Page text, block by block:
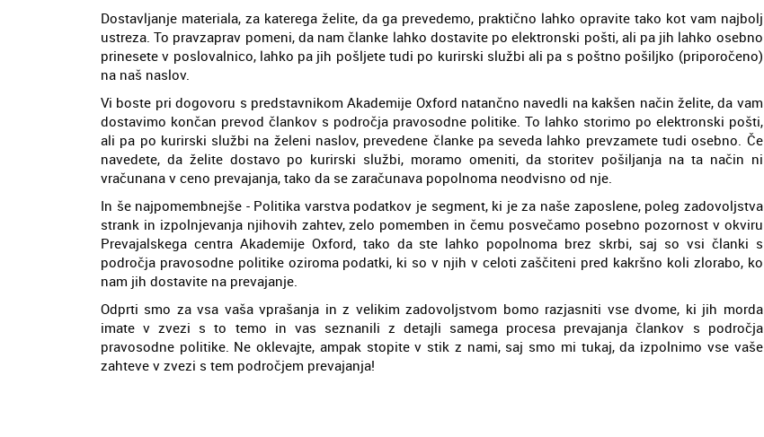
Dostavljanje materiala, za katerega želite, da ga prevedemo, praktično lahko opravite tako kot vam najbolj
ustreza. To pravzaprav pomeni, da nam članke lahko dostavite po elektronski pošti, ali pa jih lahko osebno
prinesete v poslovalnico, lahko pa jih pošljete tudi po kurirski službi ali pa s poštno pošiljko (priporočeno)
na naš naslov.
Vi boste pri dogovoru s predstavnikom Akademije Oxford natančno navedli na kakšen način želite, da vam
dostavimo končan prevod člankov s področja pravosodne politike. To lahko storimo po elektronski pošti,
ali pa po kurirski službi na želeni naslov, prevedene članke pa seveda lahko prevzamete tudi osebno. Če
navedete, da želite dostavo po kurirski službi, moramo omeniti, da storitev pošiljanja na ta način ni
vračunana v ceno prevajanja, tako da se zaračunava popolnoma neodvisno od nje.
In še najpomembnejše - Politika varstva podatkov je segment, ki je za naše zaposlene, poleg zadovoljstva
strank in izpolnjevanja njihovih zahtev, zelo pomemben in čemu posvečamo posebno pozornost v okviru
Prevajalskega centra Akademije Oxford, tako da ste lahko popolnoma brez skrbi, saj so vsi članki s
področja pravosodne politike oziroma podatki, ki so v njih v celoti zaščiteni pred kakršno koli zlorabo, ko
nam jih dostavite na prevajanje.
Odprti smo za vsa vaša vprašanja in z velikim zadovoljstvom bomo razjasniti vse dvome, ki jih morda
imate v zvezi s to temo in vas seznanili z detajli samega procesa prevajanja člankov s področja
pravosodne politike. Ne oklevajte, ampak stopite v stik z nami, saj smo mi tukaj, da izpolnimo vse vaše
zahteve v zvezi s tem področjem prevajanja!